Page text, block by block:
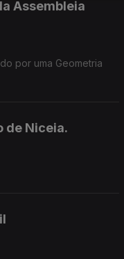
Assembleia
por uma Geometria
de Niceia.